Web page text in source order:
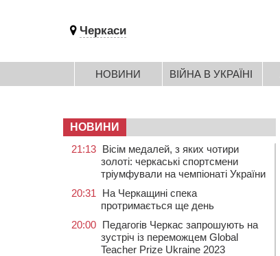
Черкаси
НОВИНИ ВІЙНА В УКРАЇНІ
НОВИНИ
21:13 Вісім медалей, з яких чотири
золоті: черкаські спортсмени
тріумфували на чемпіонаті України
20:31
На Черкащині спека
протримається ще день
20:00 Педагогів Черкас запрошують на
зустріч із переможцем Global
Teacher Prize Ukraine 2023